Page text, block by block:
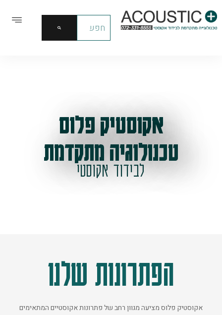
אקוסטיק פלוס
טכנולוגיה מתקדמת
לבידוד אקוסטי
הפתרונות שלנו
אקוסטיק פלוס מציעה מגוון רחב של פתרונות אקוסטיים המתאימים